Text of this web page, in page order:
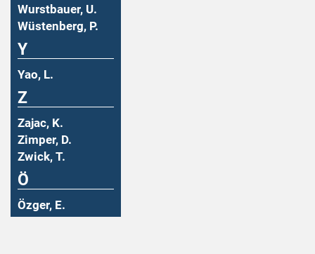
Wurstbauer, U.
Wüstenberg, P.
Y
Yao, L.
Z
Zajac, K.
Zimper, D.
Zwick, T.
Ö
Özger, E.